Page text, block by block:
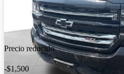
Precio reducido
-$1,500